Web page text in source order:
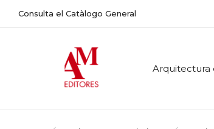
Consulta el Catàlogo General
Arquitectura